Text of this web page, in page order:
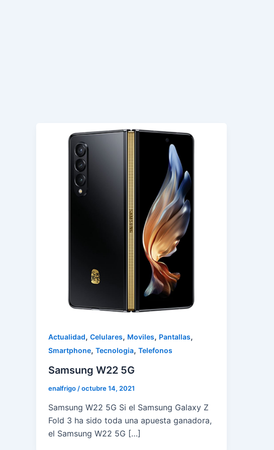
Actualidad, Celulares, Moviles, Pantallas,
Smartphone, Tecnologia, Telefonos
Samsung W22 5G
enalfrigo/octubre 14, 2021
Samsung W22 5G Si el Samsung Galaxy Z
Fold 3 ha sido toda una apuesta ganadora,
el Samsung W22 5G […]